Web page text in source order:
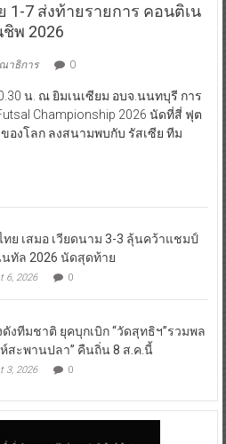
1-7 ส่งท้ายรายการ คอนติเน
พ 2026
าธิการ 0
น. ณ ยิมเนเซียม อบจ.นนทบุรี การ
Championship 2026 นัดที่สี่ ฟุต
งโลก ลงสนามพบกับ รัสเซีย ทีม
ย เสมอ เวียดนาม 3-3 ลุ้นคว้าแชมป์
ทัล 2026 นัดสุดท้าย
6, 2026 0
งทีมชาติ ยุคบุกเบิก “วัดสุทธิฯ”รวมพล
ห์สะพานปลา” คืนถิ่น 8 ส.ค.นี้
3, 2026 0